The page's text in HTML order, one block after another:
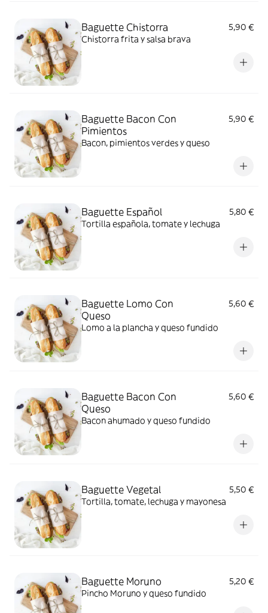
Baguette Chistorra
5,90 €
Chistorra frita y salsa brava
Baguette Bacon Con
Pimientos
5,90 €
Bacon, pimientos verdes y queso
Baguette Español
5,80 €
Tortilla española, tomate y lechuga
Baguette Lomo Con
Queso
5,60 €
Lomo a la plancha y queso fundido
Baguette Bacon Con
Queso
5,60 €
Bacon ahumado y queso fundido
Baguette Vegetal
5,50 €
Tortilla, tomate, lechuga y mayonesa
Baguette Moruno
5,20 €
Pincho Moruno y queso fundido